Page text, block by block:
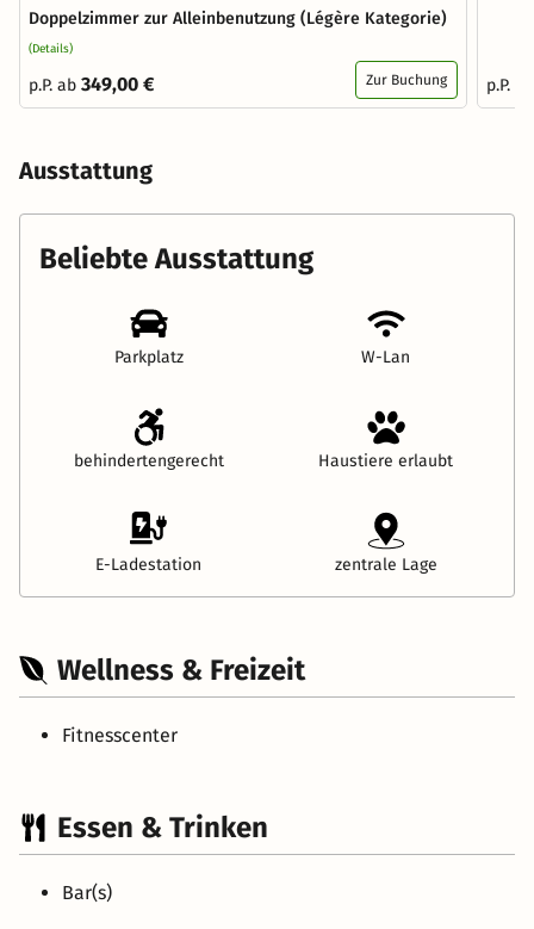
Doppelzimmer zur Alleinbenutzung (Légère Kategorie)
(Details)
p.P. ab 349,00 € Zur Buchung p.P.
Ausstattung
Beliebte Ausstattung
Parkplatz W-Lan
behindertengerecht Haustiere erlaubt
E-Ladestation zentrale Lage
Wellness & Freizeit
Fitnesscenter
Essen & Trinken
Bar(s)